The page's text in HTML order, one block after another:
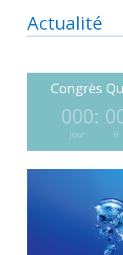
Actualité
Congrès
000
Jour
:
H